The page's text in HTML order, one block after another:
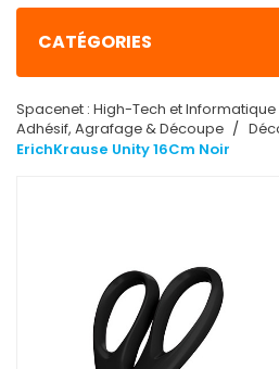
CATÉGORIES
Spacenet : High-Tech et
Adhésif, Agrafage & Découpe
ErichKrause Unity 16Cm Noir